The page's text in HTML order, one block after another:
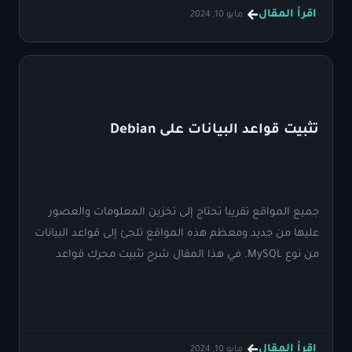
اقرأ المقال مايو 10, 2024
تثبيت قواعد البيانات على Debian
جميع المواقع تقريبا تحتاج إلى تخزين المعلومات والعصور
عليها من جديد ومعظم هذه المواقع تلجئ إلى قواعد البيانات
من نوع MySQL. في هذا المقال شرح تثبيت محرك قواعد
اقرأ المقال مايو 10, 2024